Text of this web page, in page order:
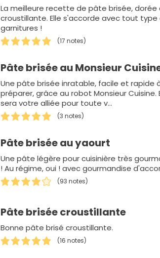
La meilleure recette de pâte brisée, dorée
croustillante. Elle s'accorde avec tout type
garnitures !
(17 notes)
Pâte brisée au Monsieur
Une pâte brisée inratable, facile et rapide
préparer, grâce au robot Monsieur Cuisine.
sera votre alliée pour toute v…
(3 notes)
Pâte brisée au yaourt
Une pâte légère pour cuisinière très
! Au régime, oui ! avec gourmandise
(93 notes)
Pâte brisée croustillante
Bonne pâte brisé croustillante.
(16 notes)